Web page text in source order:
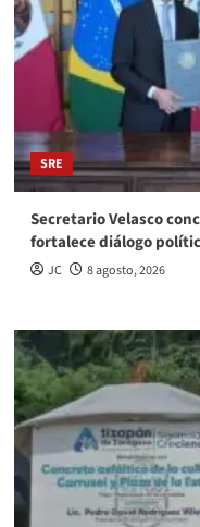
SRE
Secretario Velasco
fortalece diálogo
JC 8 agosto, 2026